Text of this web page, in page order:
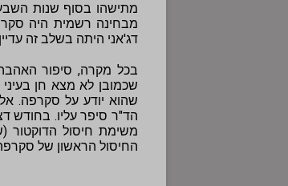
מתישהו בסוף שנות
מבחינה רשמית היה
דג'אני היתה בשלב זה
בכל מקרה, סיפור
שהוא יודע על סקרפה.
משימת חיסול הדוקטור
החיסול הראשון של